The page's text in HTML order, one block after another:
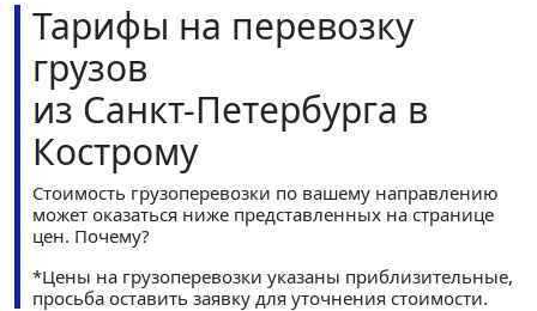
Тарифы на перевозку
грузов
из Санкт-Петербурга в
Кострому
Стоимость грузоперевозки по вашему направлению
может оказаться ниже представленных на странице
цен. Почему?
*Цены на грузоперевозки указаны приблизительные,
просьба оставить заявку для уточнения стоимости.